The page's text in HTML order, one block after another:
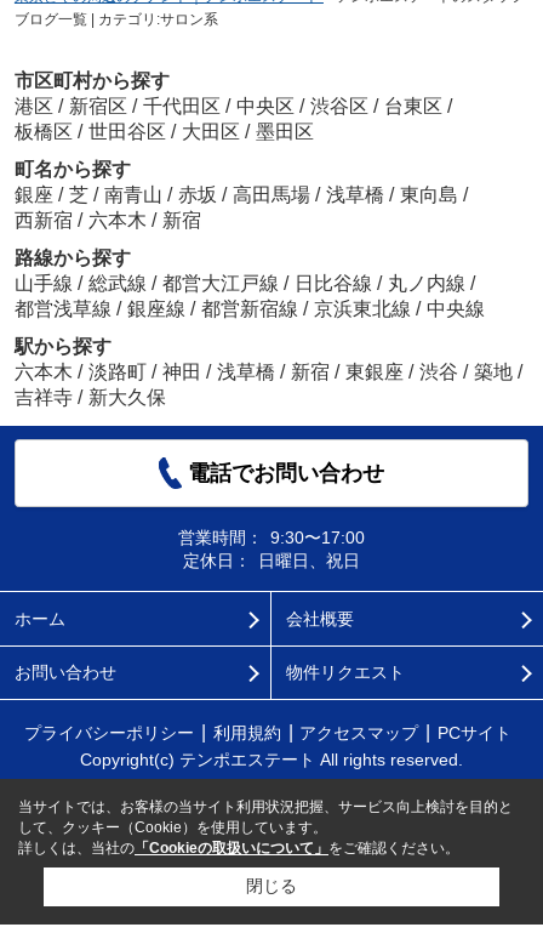
ブログ一覧 | カテゴリ:サロン系
市区町村から探す
港区 / 新宿区 / 千代田区 / 中央区 / 渋谷区 / 台東区 /
板橋区 / 世田谷区 / 大田区 / 墨田区
町名から探す
銀座 / 芝 / 南青山 / 赤坂 / 高田馬場 / 浅草橋 / 東向島 /
西新宿 / 六本木 / 新宿
路線から探す
山手線 / 総武線 / 都営大江戸線 / 日比谷線 / 丸ノ内線 /
都営浅草線 / 銀座線 / 都営新宿線 / 京浜東北線 / 中央線
駅から探す
六本木 / 淡路町 / 神田 / 浅草橋 / 新宿 / 東銀座 / 渋谷 / 築地 /
吉祥寺 / 新大久保
電話でお問い合わせ
営業時間：
9:30〜17:00
定休日：
日曜日、祝日
ホーム 会社概要
お問い合わせ 物件リクエスト
プライバシーポリシー 利用規約 アクセスマップ
PCサイト
Copyright(c) テンポエステート All rights reserved.
当サイトでは、お客様の当サイト利用状況把握、サービス向上検討を目的と
して、クッキー（Cookie）を使用しています。
詳しくは、当社の 「Cookieの取扱いについて」 をご確認ください。
閉じる